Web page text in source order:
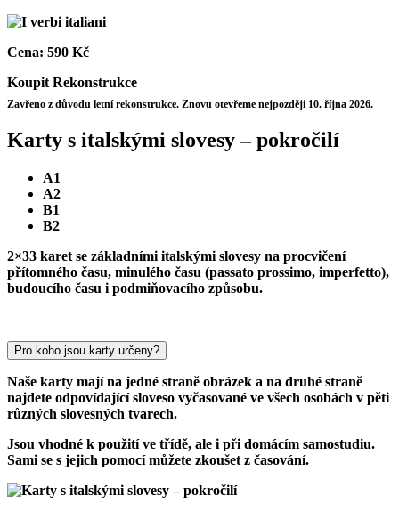
Cena: 590 Kč
Koupit Rekonstrukce
Zavřeno z důvodu letní rekonstrukce. Znovu otevřeme nejpozději 10. října 2026.
Karty s italskými slovesy – pokročilí
A1
A2
B1
B2
2×33 karet se základními italskými slovesy na procvičení
přítomného času, minulého času (passato prossimo, imperfetto),
budoucího času i podmiňovacího způsobu.
Pro koho jsou karty určeny?
Naše karty mají na jedné straně obrázek a na druhé straně
najdete odpovídající sloveso vyčasované ve všech osobách v pěti
různých slovesných tvarech.
Jsou vhodné k použití ve třídě, ale i při domácím samostudiu.
Sami se s jejich pomocí můžete zkoušet z časování.